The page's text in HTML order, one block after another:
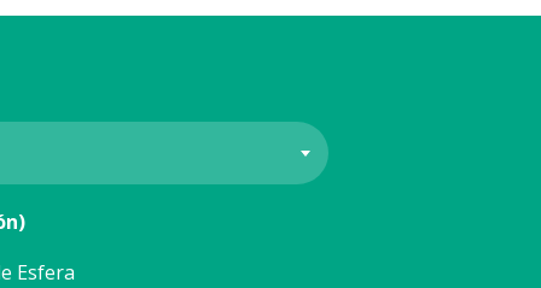
Esfera